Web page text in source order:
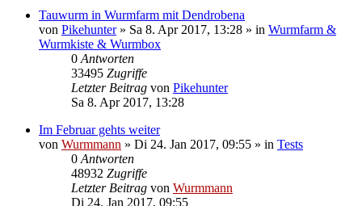
Tauwurm in Wurmfarm mit Dendrobena
von Pikehunter» Sa 8. Apr 2017, 13:28 » in Wurmfarm &
Wurmkiste & Wurmbox
0 Antworten
33495 Zugriffe
Letzter Beitrag von Pikehunter
Sa 8. Apr 2017, 13:28
Im Februar gehts weiter
von Wurmmann » Di 24. Jan 2017, 09:55 » in Tests
0 Antworten
48932 Zugriffe
Letzter Beitrag von Wurmmann
Di 24. Jan 2017, 09:55